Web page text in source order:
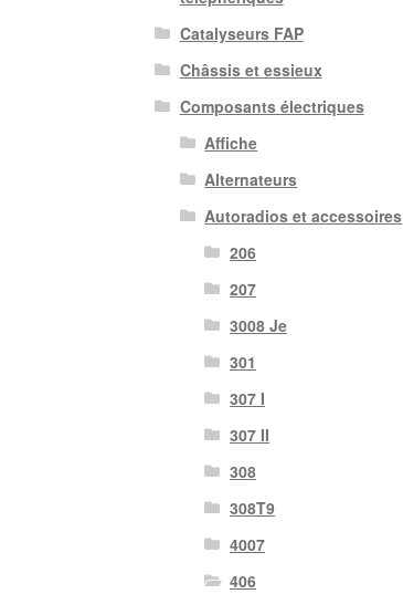
Catalyseurs FAP
Châssis et essieux
Composants électriques
Affiche
Alternateurs
Autoradios et accessoires
206
207
3008 Je
301
307 I
307 II
308
308T9
4007
406